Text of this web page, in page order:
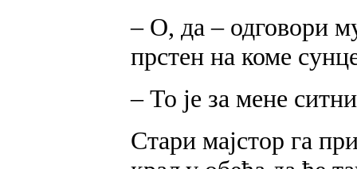
– О, да – одговори
прстен на коме
– То је за мене
Стари мајстор га